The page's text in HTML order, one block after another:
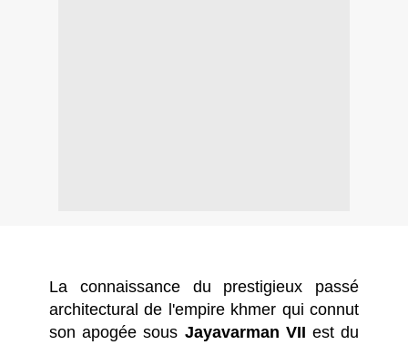
La connaissance du prestigieux passé
architectural de l'empire khmer qui connut
son apogée sous Jayavarman VII est du